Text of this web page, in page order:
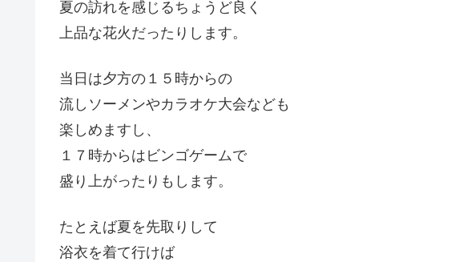
夏の訪れを感じるちょうど良く
上品な花火だったりします。
当日は夕方の１５時からの
流しソーメンやカラオケ大会なども
楽しめますし、
１７時からはビンゴゲームで
盛り上がったりもします。
たとえば夏を先取りして
浴衣を着て行けば